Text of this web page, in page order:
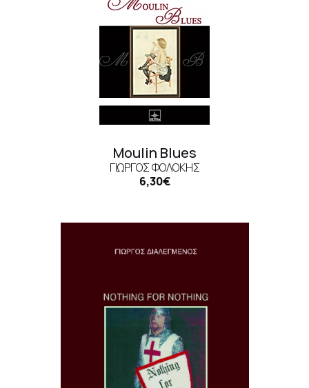
Moulin Blues
ΓΙΏΡΓΟΣ ΦΟΛΌΚΗΣ
6,30€